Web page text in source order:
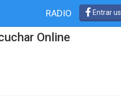
RADIO Entrar
Online